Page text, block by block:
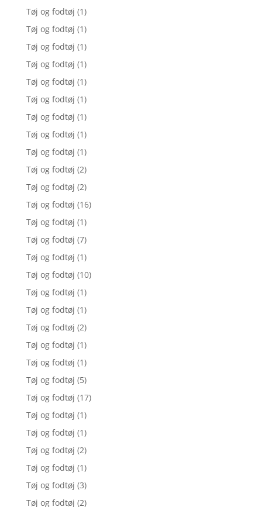
Tøj og fodtøj (1)
Tøj og fodtøj (1)
Tøj og fodtøj (1)
Tøj og fodtøj (1)
Tøj og fodtøj (1)
Tøj og fodtøj (1)
Tøj og fodtøj (1)
Tøj og fodtøj (1)
Tøj og fodtøj (1)
Tøj og fodtøj (2)
Tøj og fodtøj (2)
Tøj og fodtøj (16)
Tøj og fodtøj (1)
Tøj og fodtøj (7)
Tøj og fodtøj (1)
Tøj og fodtøj (10)
Tøj og fodtøj (1)
Tøj og fodtøj (1)
Tøj og fodtøj (2)
Tøj og fodtøj (1)
Tøj og fodtøj (1)
Tøj og fodtøj (5)
Tøj og fodtøj (17)
Tøj og fodtøj (1)
Tøj og fodtøj (1)
Tøj og fodtøj (2)
Tøj og fodtøj (1)
Tøj og fodtøj (3)
Tøj og fodtøj (2)